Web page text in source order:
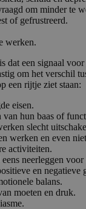
om minder te
of gefrustreerd.
werken.
dat een signaal
om het verschil
een rijtje ziet staan:
eisen.
van hun baas of
slecht
werken en even
activiteiten.
neerleggen
en negatieve
balans.
moeten en druk.